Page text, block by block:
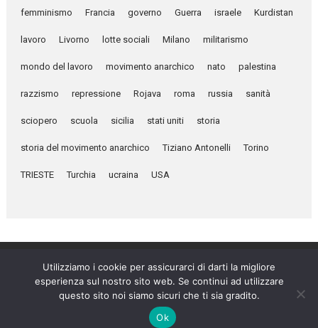
femminismo Francia governo Guerra israele Kurdistan
lavoro Livorno lotte sociali Milano militarismo
mondo del lavoro movimento anarchico nato palestina
razzismo repressione Rojava roma russia sanità
sciopero scuola sicilia stati uniti storia
storia del movimento anarchico Tiziano Antonelli Torino
TRIESTE Turchia ucraina USA
Umanità Nova © 2026
Settimanale anarchico fondato nel 1920 da Errico Malatesta
Utilizziamo i cookie per assicurarci di darti la migliore
esperienza sul nostro sito web. Se continui ad utilizzare
questo sito noi siamo sicuri che ti sia gradito.
Ok